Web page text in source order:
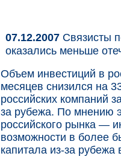
07.12.2007 Связисты
оказались меньше
Объем инвестиций в
месяцев снизился на
российских компаний
за рубежа. По мнению
российского рынка —
возможности в более
капитала из-за